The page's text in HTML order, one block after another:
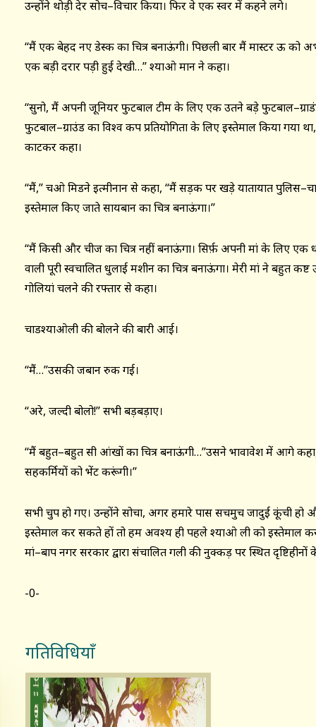
उन्होंने थोड़ी देर सोच–विचार किया। फिर वे एक स्वर में कहने लगे।
‘‘मैं एक बेहद नए डेस्क का चित्र बनाऊंगी। पिछली बार मैं मास्टर ऊ को
एक बड़ी दरार पड़ी हुई देखी…’’ श्याओ मान ने कहा।
‘‘सुनो, मैं अपनी जूनियर फुटबाल टीम के लिए एक उतने बड़े
फुटबाल–ग्राउंड का विश्व कप प्रतियोगिता के लिए इस्तेमाल किया गया
काटकर कहा।
‘‘मैं,’’ चओ मिडने इत्मीनान से कहा, ‘‘मैं सड़क पर खड़े यातायात
इस्तेमाल किए जाते सायबान का चित्र बनाऊंगा।’’
‘‘मैं किसी और चीज का चित्र नहीं बनाऊंगा। सिर्फ़ अपनी मां के लिए
वाली पूरी स्वचालित धुलाई मशीन का चित्र बनाऊंगा। मेरी मां ने बहुत
गोलियां चलने की रफ्तार से कहा।
चाडश्याओली की बोलने की बारी आई।
‘‘मैं…’’उसकी जबान रुक गई।
‘‘अरे, जल्दी बोलो!’’ सभी बड़बड़ाए।
‘‘मैं बहुत–बहुत सी आंखों का चित्र बनाऊंगी…’’उसने भावावेश में आगे
सहकर्मियों को भेंट करूंगी।’’
सभी चुप हो गए। उन्होंने सोचा, अगर हमारे पास सचमुच जादुई कूंची हो
इस्तेमाल कर सकते हों तो हम अवश्य ही पहले श्याओ ली को इस्तेमाल
मां–बाप नगर सरकार द्वारा संचालित गली की नुक्कड़ पर स्थित
-0-
गतिविधियाँ